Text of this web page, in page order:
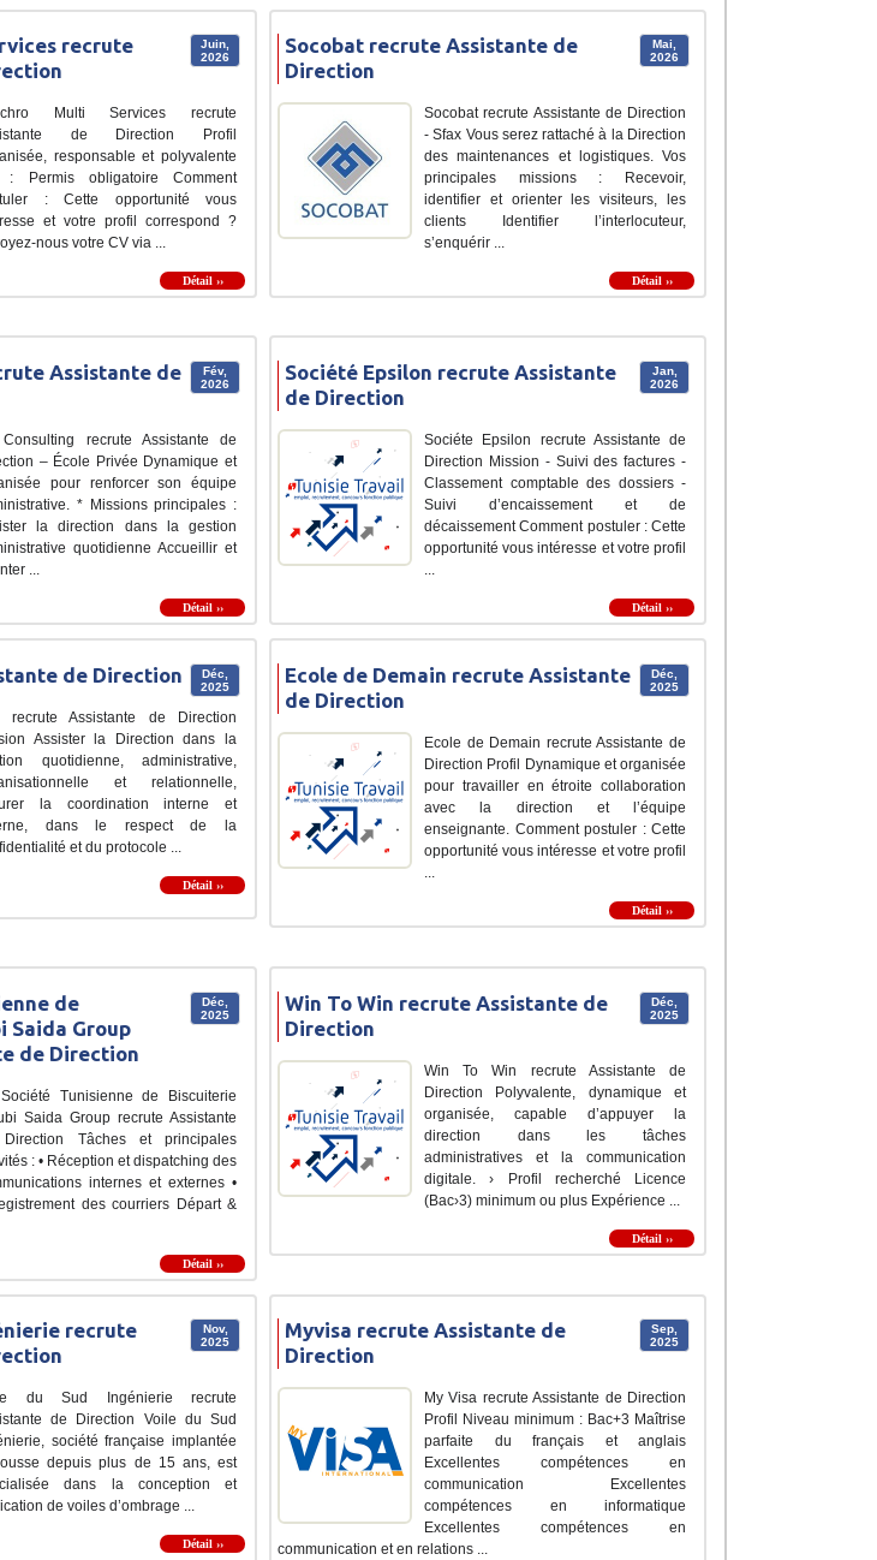
Juin,
2026
recrute
Multi Services recrute
de Direction Profil
responsable et polyvalente
: Permis obligatoire Comment
: Cette opportunité vous
et votre profil correspond ?
nous votre CV via ...
Détail ››
Mai,
2026
Socobat recrute Assistante de
Direction
Socobat recrute Assistante de Direction
- Sfax Vous serez rattaché à la Direction
des maintenances et logistiques. Vos
principales missions : Recevoir,
identifier et orienter les visiteurs, les
clients Identifier l’interlocuteur,
s’enquérir ...
Détail ››
Fév,
2026
Assistante de
recrute Assistante de
– École Privée Dynamique et
pour renforcer son équipe
* Missions principales :
la direction dans la gestion
quotidienne Accueillir et
...
Détail ››
Jan,
2026
Société Epsilon recrute Assistante
de Direction
Sociéte Epsilon recrute Assistante de
Direction Mission - Suivi des factures -
Classement comptable des dossiers -
Suivi d’encaissement et de
décaissement Comment postuler : Cette
opportunité vous intéresse et votre profil
...
Détail ››
Déc,
2025
de Direction
recrute Assistante de Direction
Assister la Direction dans la
quotidienne, administrative,
et relationnelle,
la coordination interne et
dans le respect de la
et du protocole ...
Détail ››
Déc,
2025
Ecole de Demain recrute Assistante
de Direction
Ecole de Demain recrute Assistante de
Direction Profil Dynamique et organisée
pour travailler en étroite collaboration
avec la direction et l’équipe
enseignante. Comment postuler : Cette
opportunité vous intéresse et votre profil
...
Détail ››
Déc,
2025
de
Saida Group
de Direction
Tunisienne de Biscuiterie
Saida Group recrute Assistante
Tâches et principales
: • Réception et dispatching des
internes et externes •
des courriers Départ &
Détail ››
Déc,
2025
Win To Win recrute Assistante de
Direction
Win To Win recrute Assistante de
Direction Polyvalente, dynamique et
organisée, capable d’appuyer la
direction dans les tâches
administratives et la communication
digitale. › Profil recherché Licence
(Bac›3) minimum ou plus Expérience ...
Détail ››
Nov,
2025
recrute
du Sud Ingénierie recrute
de Direction Voile du Sud
société française implantée
depuis plus de 15 ans, est
dans la conception et
de voiles d’ombrage ...
Détail ››
Sep,
2025
Myvisa recrute Assistante de
Direction
My Visa recrute Assistante de Direction
Profil Niveau minimum : Bac+3 Maîtrise
parfaite du français et anglais
Excellentes compétences en
communication Excellentes
compétences en informatique
Excellentes compétences en
communication et en relations ...